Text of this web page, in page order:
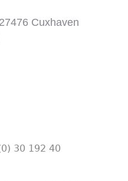
Cuxhaven
30 192 40